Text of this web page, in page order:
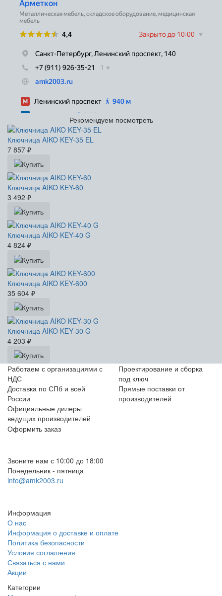
Рекомендуем посмотреть
Ключница AIKO KEY-35 EL
7 857 ₽
Ключница AIKO KEY-60
3 492 ₽
Ключница AIKO KEY-40 G
4 824 ₽
Ключница AIKO KEY-600
35 604 ₽
Ключница AIKO KEY-30 G
4 203 ₽
Работаем с организациями с
НДС
Проектирование и сборка
под ключ
Доставка по СПб и всей
России
Прямые поставки от
производителей
Официальные дилеры
ведущих производителей
Оформить заказ
Звоните нам с 10:00 до 18:00
Понедельник - пятница
info@amk2003.ru
Информация
О нас
Информация о доставке и оплате
Политика безопасности
Условия соглашения
Связаться с нами
Акции
Категории